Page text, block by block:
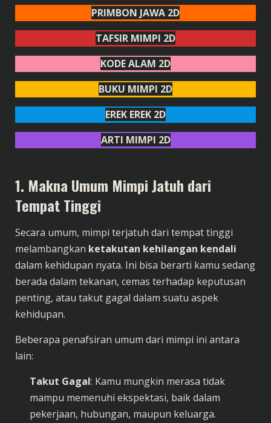
PRIMBON JAWA 2D
TAFSIR MIMPI 2D
KODE ALAM 2D
BUKU MIMPI 2D
EREK EREK 2D
ARTI MIMPI 2D
1. Makna Umum Mimpi Jatuh dari
Tempat Tinggi
Secara umum, mimpi terjatuh dari tempat tinggi
melambangkan ketakutan kehilangan kendali
dalam kehidupan nyata. Ini bisa berarti kamu sedang
berada dalam tekanan, cemas terhadap keputusan
penting, atau takut gagal dalam suatu aspek
kehidupan.
Beberapa penafsiran umum dari mimpi ini antara
lain:
Takut Gagal: Kamu mungkin merasa tidak
mampu memenuhi ekspektasi, baik dalam
pekerjaan, hubungan, maupun keluarga.